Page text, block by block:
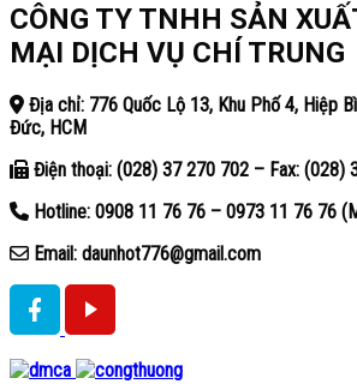
CÔNG TY TNHH SẢN
MẠI DỊCH VỤ CHÍ TRUNG
Địa chỉ: 776 Quốc Lộ 13, Khu Phố 4, Hiệp
Đức, HCM
Điện thoại: (028) 37 270 702 – Fax: (028)
Hotline: 0908 11 76 76 – 0973 11 76 76
Email: daunhot776@gmail.com